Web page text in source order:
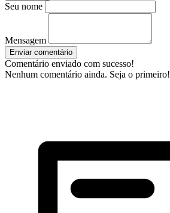
Seu nome
Mensagem
Enviar comentário
Comentário enviado com sucesso!
Nenhum comentário ainda. Seja o primeiro!